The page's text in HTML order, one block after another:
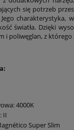
się potrzeb
charakterystyka,
światła. Dzięki
i poliwęglan, z którego
4000K
II
Super Slim